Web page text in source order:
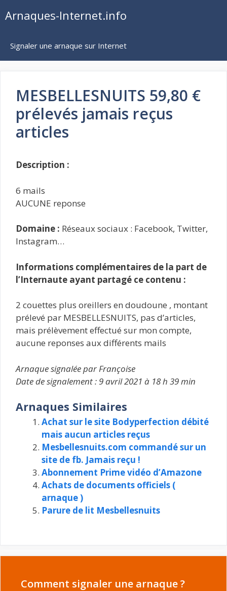
auArnaques-Internet.info
Signaler une arnaque sur Internet
MESBELLESNUITS 59,80 €
prélevés jamais reçus
articles
Description :
6 mails
AUCUNE reponse
Domaine : Réseaux sociaux : Facebook, Twitter,
Instagram…
Informations complémentaires de la part de
l’Internaute ayant partagé ce contenu :
2 couettes plus oreillers en doudoune , montant
prélevé par MESBELLESNUITS, pas d’articles,
mais prélèvement effectué sur mon compte,
aucune reponses aux différents mails
Arnaque signalée par Françoise
Date de signalement : 9 avril 2021 à 18 h 39 min
Arnaques Similaires
Achat sur le site Bodyperfection débité
mais aucun articles reçus
Mesbellesnuits.com commandé sur un
site de fb. Jamais reçu !
Abonnement Prime vidéo d’Amazone
Achats de documents officiels (
arnaque )
Parure de lit Mesbellesnuits
Comment signaler une arnaque ?